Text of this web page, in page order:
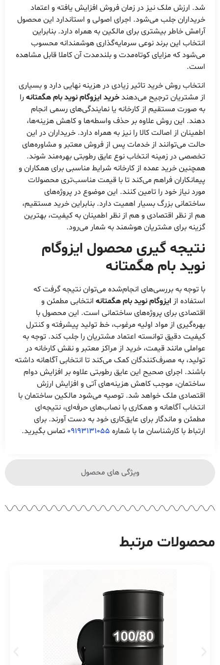
ویژگی های محصول
شد. ارزش ملک نیز در زمان فروش افزایش یافته و اعتماد
خریداران جلب می‌شود. اجرای اصولی و استاندارد این محصول
آرامش خاطر بیشتری برای مالکین به همراه دارد. بنابراین
انتخاب این برند نوعی سرمایه‌گذاری هوشمندانه محسوب
می‌شود که مزایای کوتاه‌مدت و بلندمدت آن کاملا قابل مشاهده
است.
انتخاب روش خرید تاثیر زیادی در هزینه نهایی دارد و بسیاری
از مشتریان ترجیح می‌دهندخرید ایزوگام نوید بام هگمتانهرا
به صورت مستقیم از کارخانه یا نمایندگی‌های رسمی انجام
دهند. این روش علاوه بر حذف واسطه‌ها و کاهش هزینه‌ها،
اطمینان از اصالت کالا را نیز به همراه دارد. خریداران در این
حالت می‌توانند از خدمات پس از فروش معتبر و مشاوره‌های
تخصصی در زمینه انتخاب نوع عایق رطوبتی بهره‌مند شوند.
همچنین خرید عمده از کارخانه شرایط مناسبی برای همکاران و
پیمانکاران فراهم می‌کند تا با قیمت مناسب‌تری محصولات
مورد نیاز خود را تامین کنند. این موضوع در پروژه‌های
ساختمانی بزرگ بسیار اهمیت دارد. بنابراین خرید مستقیم،
هم از نظر اقتصادی و هم از نظر اطمینان به کیفیت، بهترین
گزینه برای مشتریان هوشمند به شمار می‌رود.
نتیجه گیری محصول ایزوگام
نوید بام هگمتانه
با توجه به بررسی‌های انجام‌شده می‌توان نتیجه گرفت که
استفاده از ایزوگام نوید بام هگمتانه انتخابی مطمئن و
اقتصادی برای پروژه‌های ساختمانی است. این محصول با
بهره‌گیری از مواد اولیه مرغوب، خط تولید پیشرفته و کنترل
کیفیت دقیق توانسته اعتماد مشتریان را جلب کند. توجه به
عواملی مانند قیمت، خرید از مراکز معتبر و نقش کارخانه در
تولید، به مصرف‌کنندگان کمک می‌کند تا انتخابی آگاهانه داشته
باشند. اجرای صحیح این عایق رطوبتی علاوه بر افزایش دوام
ساختمان، موجب کاهش هزینه‌های آتی و افزایش ارزش
اقتصادی ملک خواهد شد. توصیه می‌شود مالکین ساختمان با
انتخاب آگاهانه و همکاری با نصاب‌های حرفه‌ای، نتیجه‌ای
مطمئن و ماندگار برای عایق‌کاری خود به دست آورند. برای
ارتباط با کارشناسان ما با شماره 09193131055 تماس بگیرید.
محصولات مرتبط